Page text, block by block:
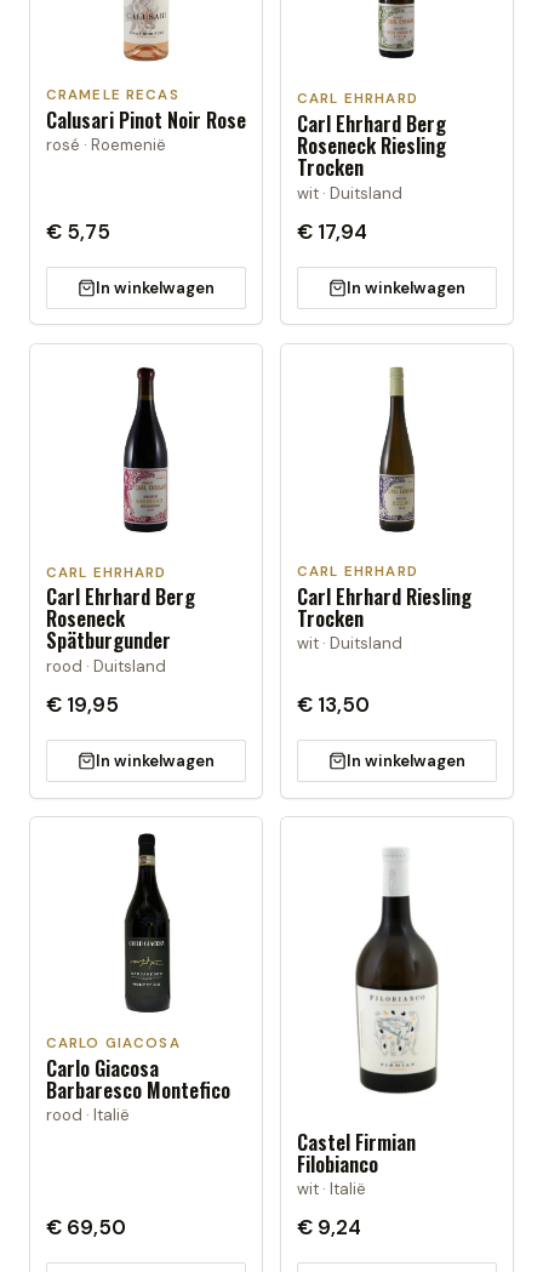
CRAMELE RECAS
Calusari Pinot Noir Rose
rosé · Roemenië
€ 5,75
In winkelwagen
CARL EHRHARD
Carl Ehrhard Berg
Roseneck Riesling
Trocken
wit · Duitsland
€ 17,94
In winkelwagen
CARL EHRHARD
Carl Ehrhard Berg
Roseneck
Spätburgunder
rood · Duitsland
€ 19,95
In winkelwagen
CARL EHRHARD
Carl Ehrhard Riesling
Trocken
wit · Duitsland
€ 13,50
In winkelwagen
CARLO GIACOSA
Carlo Giacosa
Barbaresco Montefico
rood · Italië
€ 69,50
Castel Firmian
Filobianco
wit · Italië
€ 9,24